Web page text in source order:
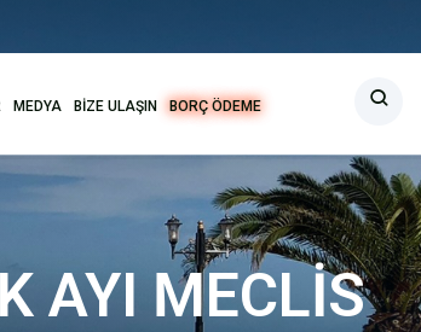
MEDYA BİZE ULAŞIN BORÇ ÖDEME
AYI MECLİS